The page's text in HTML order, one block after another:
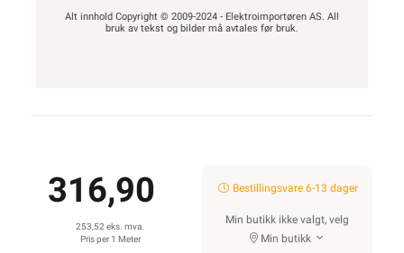
Alt innhold Copyright © 2009-2024 - Elektroimportøren AS. All
bruk av tekst og bilder må avtales før bruk.
316,90
253,52 eks. mva.
Pris per 1 Meter
Bestillingsvare 6-13 dager
Min butikk ikke valgt, velg
Min butikk